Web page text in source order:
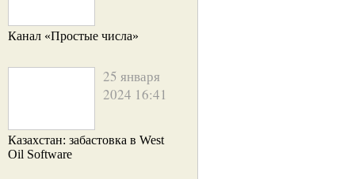
Канал «Простые числа»
25 января
2024 16:41
Казахстан: забастовка в West
Oil Software